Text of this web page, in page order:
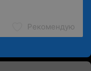
Рекомендую